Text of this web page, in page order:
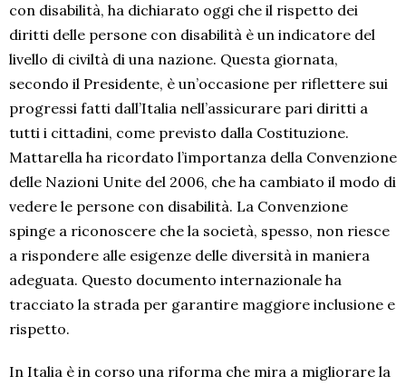
con disabilità, ha dichiarato oggi che il rispetto dei
diritti delle persone con disabilità è un indicatore del
livello di civiltà di una nazione. Questa giornata,
secondo il Presidente, è un’occasione per riflettere sui
progressi fatti dall’Italia nell’assicurare pari diritti a
tutti i cittadini, come previsto dalla Costituzione.
Mattarella ha ricordato l’importanza della Convenzione
delle Nazioni Unite del 2006, che ha cambiato il modo di
vedere le persone con disabilità. La Convenzione
spinge a riconoscere che la società, spesso, non riesce
a rispondere alle esigenze delle diversità in maniera
adeguata. Questo documento internazionale ha
tracciato la strada per garantire maggiore inclusione e
rispetto.
In Italia è in corso una riforma che mira a migliorare la